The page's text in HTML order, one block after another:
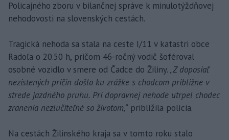
Policajného zboru v bilančnej správe k minulotýždňovej
nehodovosti na slovenských cestách.
Tragická nehoda sa stala na ceste I/11 v katastri obce
Radoľa o 20.50 h, pričom 46-ročný vodič šoféroval
osobné vozidlo v smere od Čadce do Žiliny. „Z doposiaľ
nezistených príčin došlo ku zrážke s chodcom približne v
strede jazdného pruhu. Pri dopravnej nehode utrpel chodec
zranenia nezlučiteľné so životom,“ priblížila polícia.
Na cestách Žilinského kraja sa v tomto roku stalo